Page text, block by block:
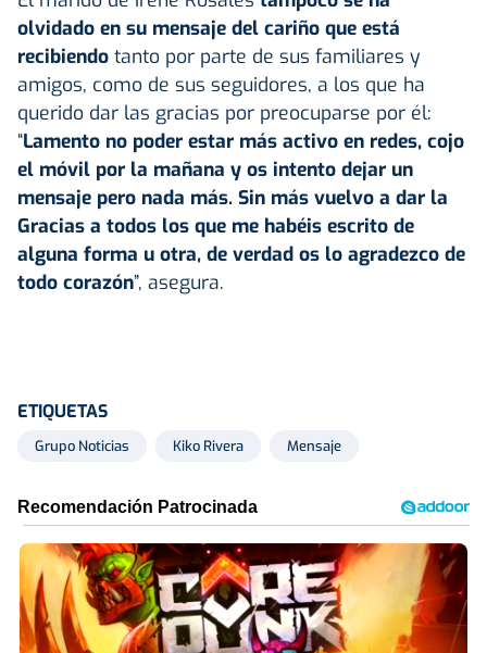
olvidado en su mensaje del cariño que está
recibiendo tanto por parte de sus familiares y
amigos, como de sus seguidores, a los que ha
querido dar las gracias por preocuparse por él:
“Lamento no poder estar más activo en redes, cojo
el móvil por la mañana y os intento dejar un
mensaje pero nada más. Sin más vuelvo a dar la
Gracias a todos los que me habéis escrito de
alguna forma u otra, de verdad os lo agradezco de
todo corazón”, asegura.
ETIQUETAS
Grupo Noticias Kiko Rivera Mensaje